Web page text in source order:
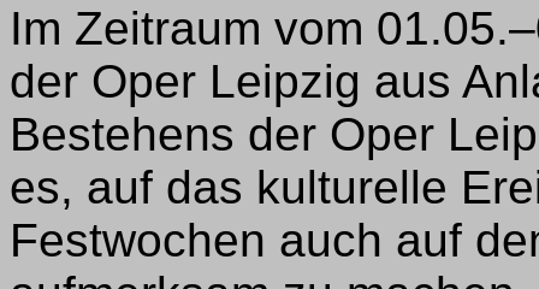
Im Zeitraum vom
der Oper Leipzig aus
Bestehens der Oper
es, auf das kulturelle
Festwochen auch auf